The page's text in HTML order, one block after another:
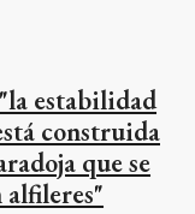
estabilidad
construida
que se
alfileres"